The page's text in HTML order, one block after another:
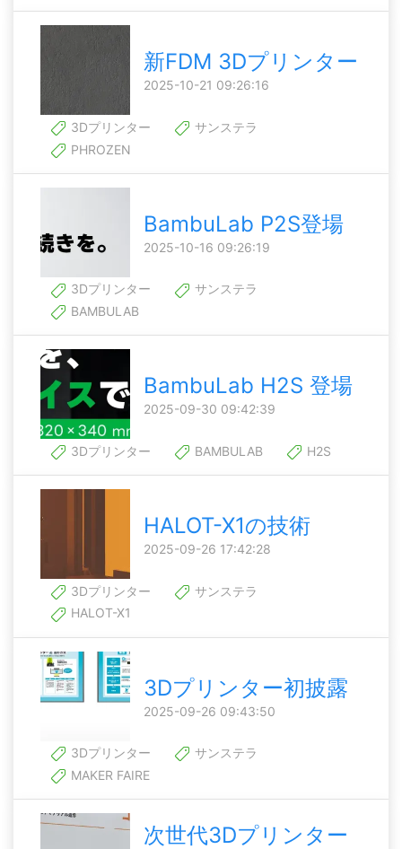
新FDM 3Dプリンター
2025-10-21 09:26:16
3Dプリンター
サンステラ
PHROZEN
BambuLab P2S登場
2025-10-16 09:26:19
3Dプリンター
サンステラ
BAMBULAB
BambuLab H2S 登場
2025-09-30 09:42:39
3Dプリンター BAMBULAB H2S
HALOT-X1の技術
2025-09-26 17:42:28
3Dプリンター
サンステラ
HALOT-X1
3Dプリンター初披露
2025-09-26 09:43:50
3Dプリンター
サンステラ
MAKER FAIRE
次世代3Dプリンター